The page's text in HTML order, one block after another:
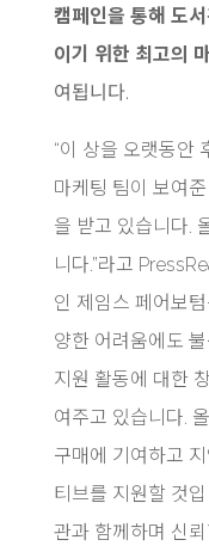
캠페인을 통해 도
이기 위한 최고의
여됩니다.
“이 상을 오랫동안
마케팅 팀이 보여
을 받고 있습니다.
니다.”라고
인 제임스 페어보
양한 어려움에도
지원 활동에 대한
여주고 있습니다.
구매에 기여하고
티브를 지원할 것
관과 함께하며 신